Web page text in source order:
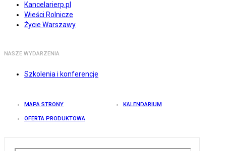
Kancelarierp.pl
Wieści Rolnicze
Życie Warszawy
NASZE WYDARZENIA
Szkolenia i konferencje
MAPA STRONY KALENDARIUM
OFERTA PRODUKTOWA